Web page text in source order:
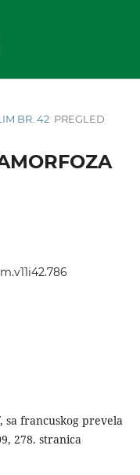
BR. 42 PREGLED
sa francuskog prevela
278. stranica